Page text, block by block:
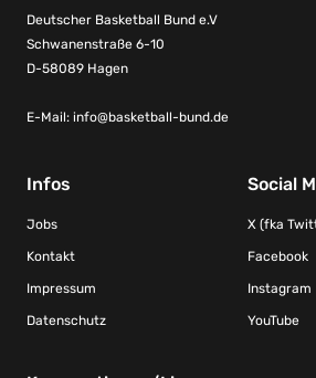
Deutscher Basketball Bund e.V
Schwanenstraße 6-10
D-58089 Hagen
E-Mail: info@basketball-bund.de
Infos
Jobs
Kontakt
Impressum
Datenschutz
Social
X (fka
Facebook
Instagram
YouTube